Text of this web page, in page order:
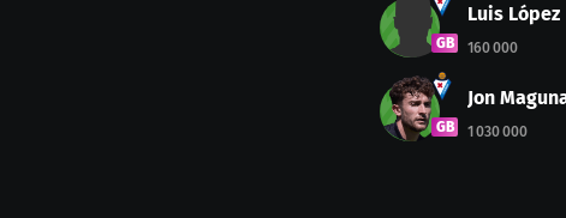
GB
Luis López
160 000
GB
Jon
1 030 000